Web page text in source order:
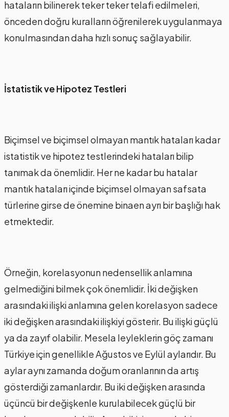
hataların bilinerek teker teker telafi edilmeleri,
önceden doğru kuralların öğrenilerek uygulanmaya
konulmasından daha hızlı sonuç sağlayabilir.
İstatistik ve Hipotez Testleri
Biçimsel ve biçimsel olmayan mantık hataları kadar
istatistik ve hipotez testlerindeki hataları bilip
tanımak da önemlidir. Her ne kadar bu hatalar
mantık hataları içinde biçimsel olmayan safsata
türlerine girse de önemine binaen ayrı bir başlığı hak
etmektedir.
Örneğin, korelasyonun nedensellik anlamına
gelmediğini bilmek çok önemlidir. İki değişken
arasındaki ilişki anlamına gelen korelasyon sadece
iki değişken arasındaki ilişkiyi gösterir. Bu ilişki güçlü
ya da zayıf olabilir. Mesela leyleklerin göç zamanı
Türkiye için genellikle Ağustos ve Eylül aylarıdır. Bu
aylar aynı zamanda doğum oranlarının da artış
gösterdiği zamanlardır. Bu iki değişken arasında
üçüncü bir değişkenle kurulabilecek güçlü bir